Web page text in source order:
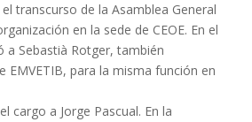
el transcurso de la Asamblea General
en la sede de CEOE. En el
a Sebastià Rotger, también
EMVETIB, para la misma función en
cargo a Jorge Pascual. En la